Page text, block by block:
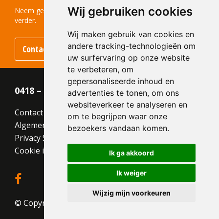
Wij gebruiken cookies
Wij maken gebruik van cookies en
andere tracking-technologieën om
uw surfervaring op onze website
te verbeteren, om
gepersonaliseerde inhoud en
advertenties te tonen, om ons
websiteverkeer te analyseren en
om te begrijpen waar onze
bezoekers vandaan komen.
Ik ga akkoord
Ik weiger
Wijzig mijn voorkeuren
Kleur:
Rood
Neem gerust contact met ons op! We helpen u graag
verder.
Contact opnemen
0418 – 55 22 21
Contact
Algemene voorwaarden
Privacy Statement
Cookie instellingen
© Copyright 2026